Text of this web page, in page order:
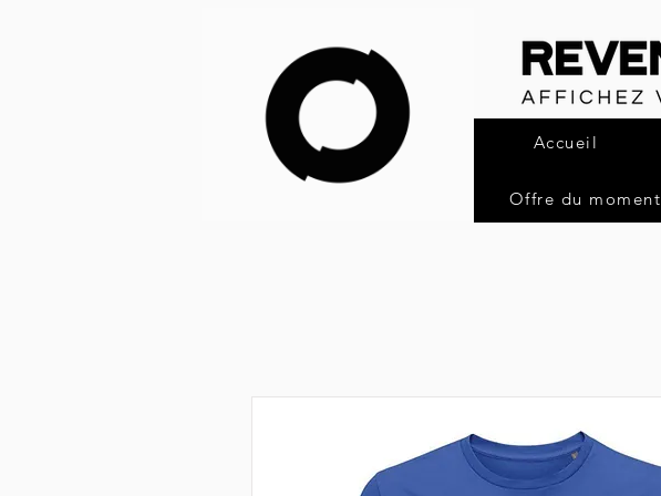
Accueil
Offre du moment